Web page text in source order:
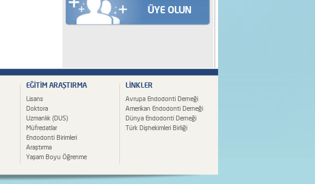
EĞİTİM ARAŞTIRMA
Lisans
Doktora
Uzmanlık (DUS)
Müfredatlar
Endodonti Birimleri
Araştırma
Yaşam Boyu Öğrenme
LİNKLER
Avrupa Endodonti Derneği
Amerikan Endodonti Derneği
Dünya Endodonti Derneği
Türk Dişhekimleri Birliği